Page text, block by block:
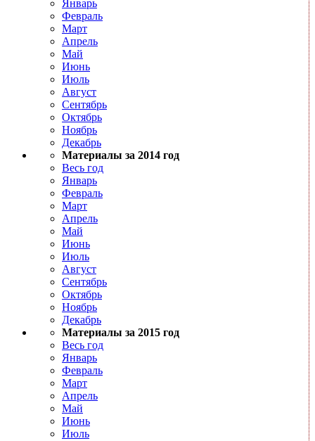
Январь
Февраль
Март
Апрель
Май
Июнь
Июль
Август
Сентябрь
Октябрь
Ноябрь
Декабрь
Материалы за 2014 год
Весь год
Январь
Февраль
Март
Апрель
Май
Июнь
Июль
Август
Сентябрь
Октябрь
Ноябрь
Декабрь
Материалы за 2015 год
Весь год
Январь
Февраль
Март
Апрель
Май
Июнь
Июль